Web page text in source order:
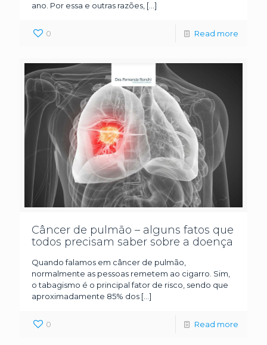
ano. Por essa e outras razões, […]
0 Read more
Câncer de pulmão – alguns fatos que
todos precisam saber sobre a doença
Quando falamos em câncer de pulmão,
normalmente as pessoas remetem ao cigarro. Sim,
o tabagismo é o principal fator de risco, sendo que
aproximadamente 85% dos […]
0 Read more